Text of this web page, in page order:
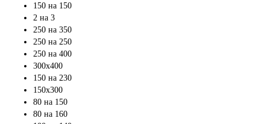
150 на 150
2 на 3
250 на 350
250 на 250
250 на 400
300х400
150 на 230
150х300
80 на 150
80 на 160